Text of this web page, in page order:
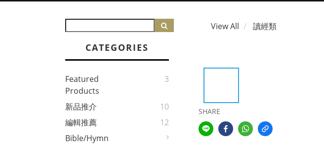
CATEGORIES
Featured
Products
3
新品推介
10
編輯推薦
12
Bible/Hymn
View All 讀經類
SHARE